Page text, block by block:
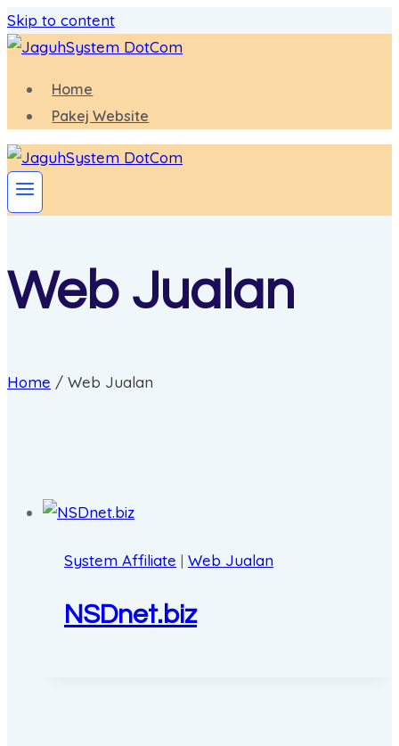
Skip to content
Home
Pakej Website
Web Jualan
Home / Web Jualan
System Affiliate | Web Jualan
NSDnet.biz